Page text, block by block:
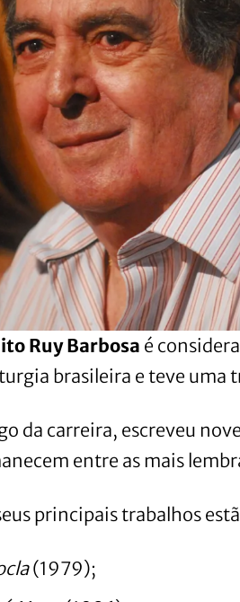
Ruy Barbosa é
brasileira e teve uma
da carreira, escreveu
entre as mais
principais trabalhos
(1979);